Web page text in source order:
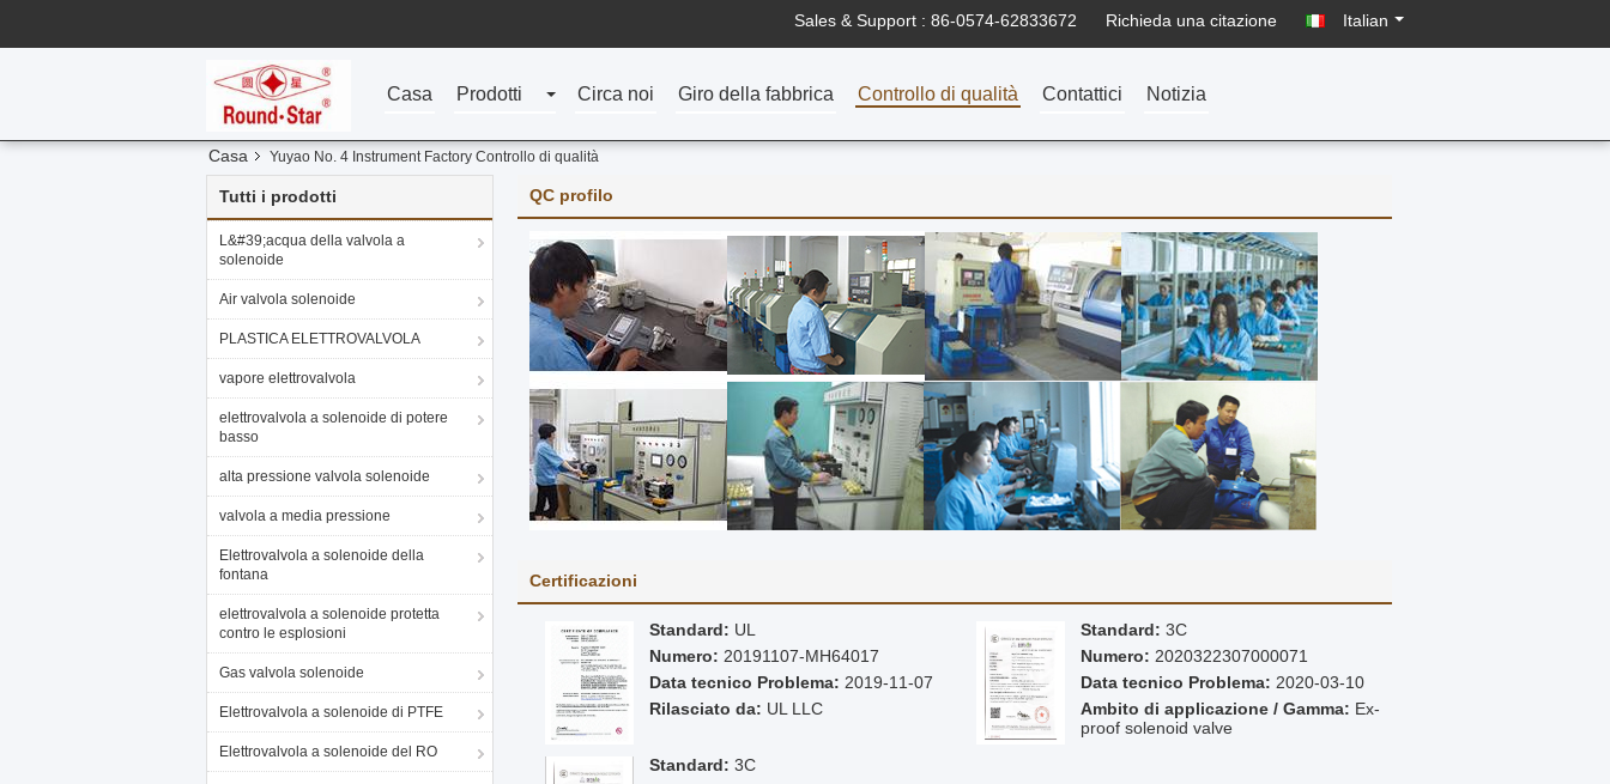
Sales & Support : 86-0574-62833672 Richieda una citazione Italian
Casa Prodotti Circa noi Giro della fabbrica Controllo di qualità Contattici Notizia
Casa Yuyao No. 4 Instrument Factory Controllo di qualità
Tutti i prodotti
L&#39;acqua della valvola a
solenoide
Air valvola solenoide
PLASTICA ELETTROVALVOLA
vapore elettrovalvola
elettrovalvola a solenoide di potere
basso
alta pressione valvola solenoide
valvola a media pressione
Elettrovalvola a solenoide della
fontana
elettrovalvola a solenoide protetta
contro le esplosioni
Gas valvola solenoide
Elettrovalvola a solenoide di PTFE
Elettrovalvola a solenoide del RO
QC profilo
Certificazioni
Standard: UL
Numero: 20191107-MH64017
Data tecnico Problema: 2019-11-07
Rilasciato da: UL LLC
Standard: 3C
Numero: 2020322307000071
Data tecnico Problema: 2020-03-10
Ambito di applicazione / Gamma: Ex-
proof solenoid valve
Standard: 3C